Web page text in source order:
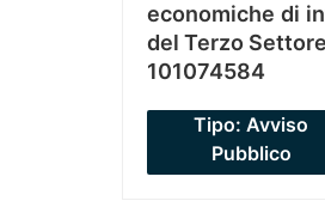
economiche di
del Terzo
101074584
Tipo: Avviso
Pubblico